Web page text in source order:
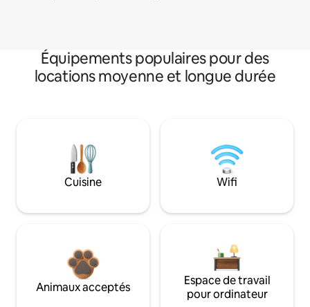
Équipements populaires pour des
locations moyenne et longue durée
Cuisine Wifi
Animaux acceptés
Espace de travail
pour ordinateur